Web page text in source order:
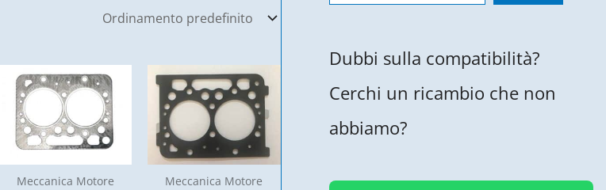
Meccanica Motore Meccanica Motore
Dubbi sulla compatibilità?
Cerchi un ricambio che non
abbiamo?